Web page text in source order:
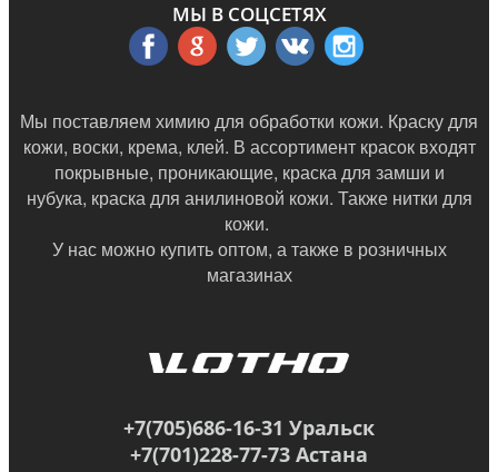
МЫ В СОЦСЕТЯХ
Мы поставляем химию для обработки кожи. Краску для
кожи, воски, крема, клей. В ассортимент красок входят
покрывные, проникающие, краска для замши и
нубука, краска для анилиновой кожи. Также нитки для
кожи.
У нас можно купить оптом, а также в розничных
магазинах
+7(705)686-16-31 Уральск
+7(701)228-77-73 Астана